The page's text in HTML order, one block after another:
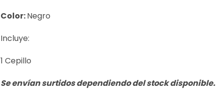
Color:Negro
Incluye:
1 Cepillo
Se envían surtidos dependiendo del stock disponible.